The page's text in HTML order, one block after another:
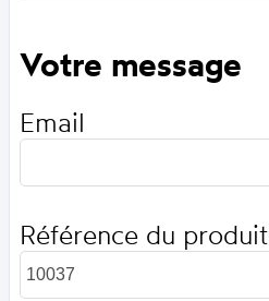
Votre message
Email
Référence du produit